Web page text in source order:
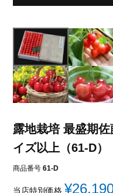
露地栽培 最盛期
イズ以上（61-D）
商品番号 61-D
当店特別価格 ¥